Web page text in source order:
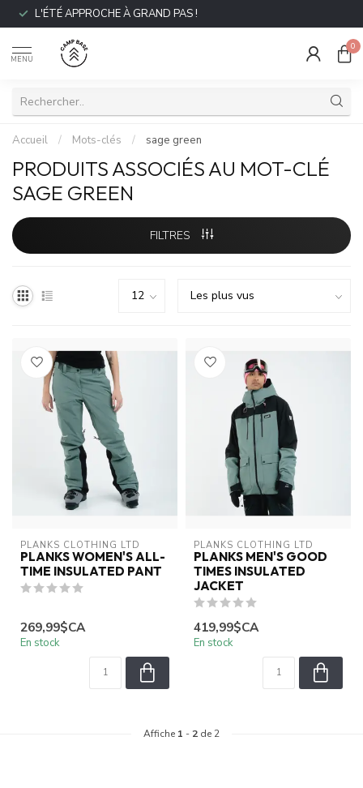
L'ÉTÉ APPROCHE À GRAND PAS !
MENU
0
Accueil / Mots-clés / sage green
PRODUITS ASSOCIÉS AU MOT-CLÉ
SAGE GREEN
FILTRES
PLANKS CLOTHING LTD
PLANKS WOMEN'S ALL-
TIME INSULATED PANT
269,99$CA
En stock
PLANKS CLOTHING LTD
PLANKS MEN'S GOOD
TIMES INSULATED
JACKET
419,99$CA
En stock
Affiche 1 - 2 de 2